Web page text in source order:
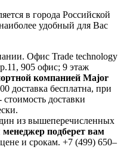
в города Российской
удобный для Вас
Офис Trade technology
905 офис; 9 этаж
компанией Major
доставка бесплатна, при
доставки
из вышеперечисленных
подберет вам
и срокам. +7 (499) 650‒